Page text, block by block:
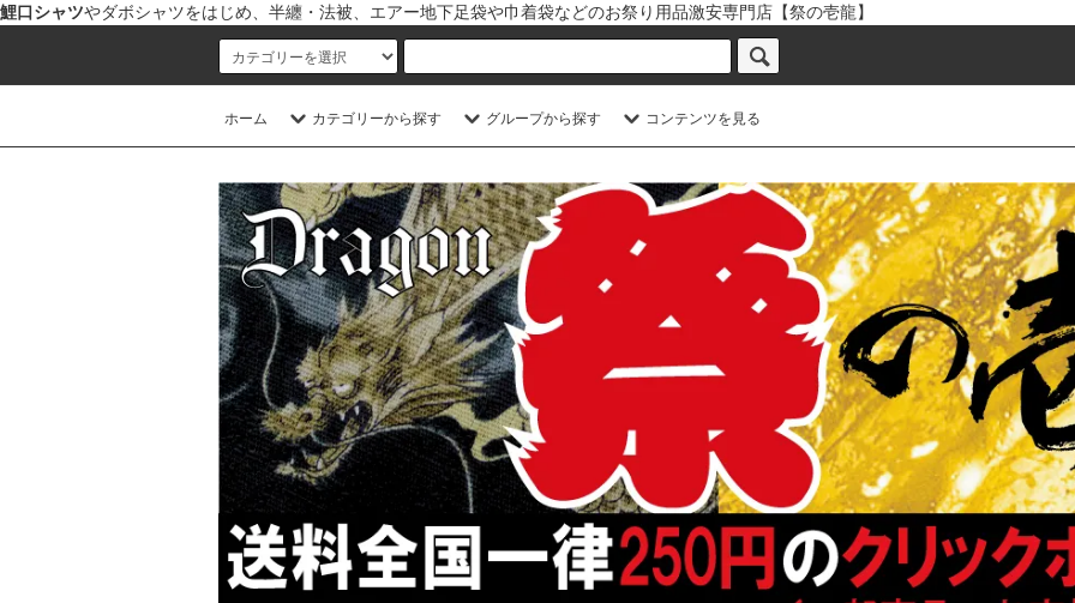
鯉口シャツやダボシャツをはじめ、半纏・法被、エアー地下足袋や巾着袋などのお祭り用品激安専門店【祭の壱龍】
ホーム カテゴリーから探す グループから探す コンテンツを見る